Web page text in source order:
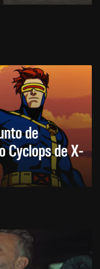
de
Cyclops de X-